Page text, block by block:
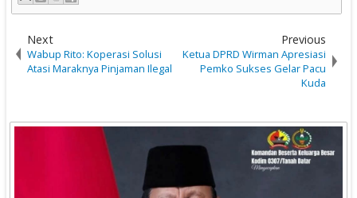
Next
Wabup Rito: Koperasi Solusi
Atasi Maraknya Pinjaman Ilegal
Previous
Ketua DPRD Wirman Apresiasi
Pemko Sukses Gelar Pacu
Kuda